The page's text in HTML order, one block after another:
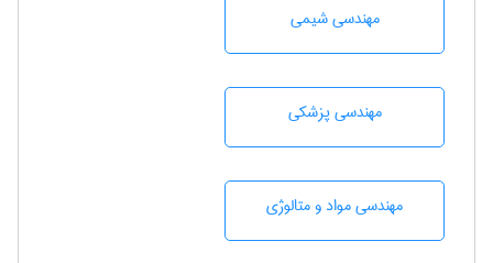
مهندسي شيمی
مهندسی پزشکی
مهندسی مواد و متالوژی